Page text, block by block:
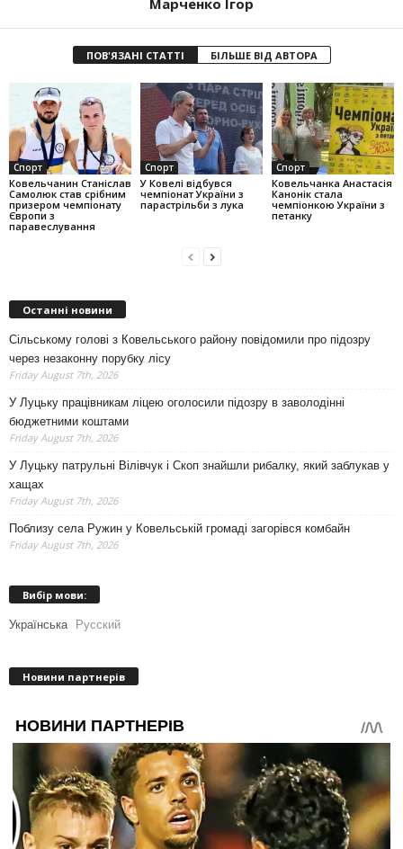
Марченко Ігор
ПОВ'ЯЗАНІ СТАТТІ БІЛЬШЕ ВІД АВТОРА
Спорт
Ковельчанин Станіслав
Самолюк став срібним
призером чемпіонату
Європи з
паравеслування
Спорт
У Ковелі відбувся
чемпіонат України з
парастрільби з лука
Спорт
Ковельчанка Анастасія
Канонік стала
чемпіонкою України з
петанку
Останні новини
Сільському голові з Ковельського району повідомили про підозру
через незаконну порубку лісу
Friday August 7th, 2026
У Луцьку працівникам ліцею оголосили підозру в заволодінні
бюджетними коштами
Friday August 7th, 2026
У Луцьку патрульні Вілівчук і Скоп знайшли рибалку, який заблукав у
хащах
Friday August 7th, 2026
Поблизу села Ружин у Ковельській громаді загорівся комбайн
Friday August 7th, 2026
Вибір мови:
Українська Русский
Новини партнерів